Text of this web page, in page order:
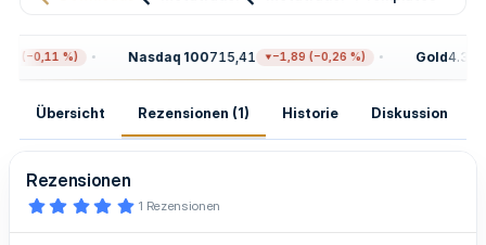
(−0,11 %) Nasdaq 100715,41 −1,89 (−0,26 %) Gold
Übersicht Rezensionen (1) Historie Diskussion
Rezensionen
5
0
1 Rezensionen